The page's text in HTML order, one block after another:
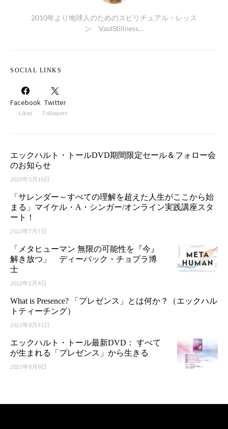
2010年より地球人のためのスピリチュアル・レッス
ン VastStillness…
SOCIAL LINKS
Facebook
Likes
Twitter
Followers
エックハルト・トールDVD期間限定セール＆フォロー会
のお知らせ
2023年5月16日
「サレンダー～すべての理解を超えた人生がここから始
まる」マイケル・A・シンガー/オンライン実践講座スタ
ート！
2022年7月7日
「メタヒューマン 無限の可能性を『今』
解き放つ」 ディーパック・チョプラ博
士
2022年2月4日
What is Presence? 「プレゼンス」とは何か？（エックハル
トティーチング）
2021年8月31日
エックハルト・トール最新DVD： すべて
が生まれる「プレゼンス」から生きる
2021年8月9日